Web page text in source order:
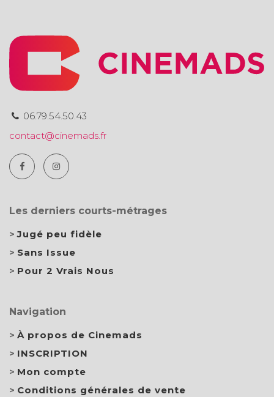
06.79.54.50.43
contact@cinemads.fr
Les derniers courts-métrages
Jugé peu fidèle
Sans Issue
Pour 2 Vrais Nous
Navigation
À propos de Cinemads
INSCRIPTION
Mon compte
Conditions générales de vente